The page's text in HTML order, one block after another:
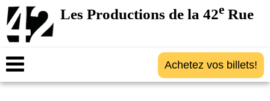
Les Productions de la 42e Rue
Achetez vos billets!